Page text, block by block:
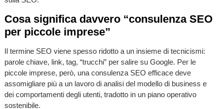
Cosa significa davvero “consulenza SEO
per piccole imprese”
Il termine SEO viene spesso ridotto a un insieme di tecnicismi:
parole chiave, link, tag, “trucchi” per salire su Google. Per le
piccole imprese, però, una consulenza SEO efficace deve
assomigliare più a un lavoro di analisi del modello di business e
dei comportamenti degli utenti, tradotto in un piano operativo
sostenibile.